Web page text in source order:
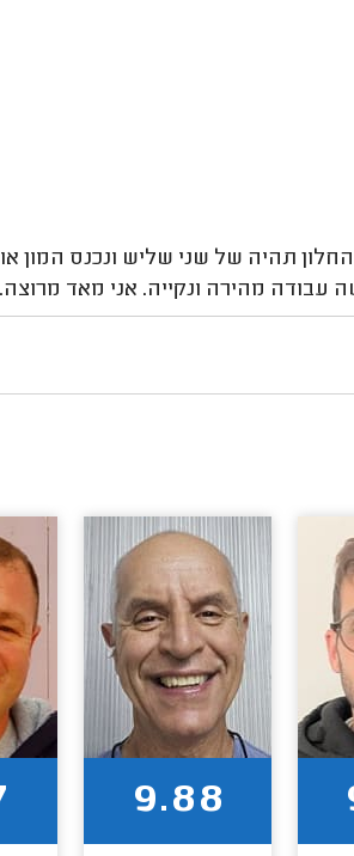
תהיה של שני שליש ונכנס המון
עבודה מהירה ונקייה. אני מאד מרוצה.
9.88